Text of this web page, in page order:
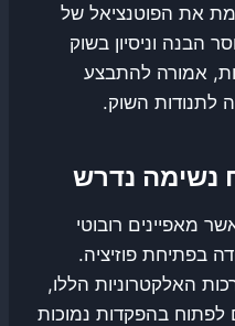
את הפוטנציאל של
הבנה וניסיון בשוק
אמורה להתבצע
לתנודות השוק.
נשימה נדרש
מאפיינים רובוטי
בפתיחת פוזיציה.
האלקטרוניות הללו,
לפתוח בהפקדות נמוכות